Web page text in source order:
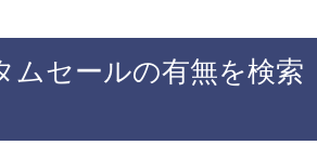
ムセールの有無を検索